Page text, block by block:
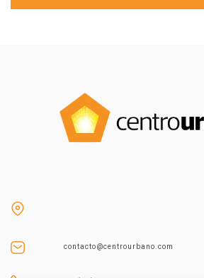
contacto@centrourbano.com